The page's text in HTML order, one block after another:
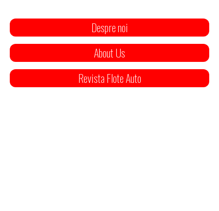
Despre noi
About Us
Revista Flote Auto